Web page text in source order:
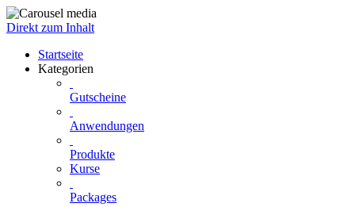
Direkt zum Inhalt
Startseite
Kategorien
Gutscheine
Anwendungen
Produkte
Kurse
Packages